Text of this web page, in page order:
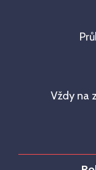
Vždy na